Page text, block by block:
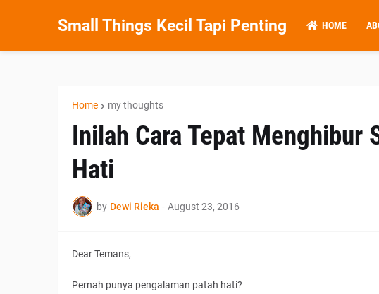
Small Things Kecil Tapi Penting HOME
Home my thoughts
Inilah Cara Tepat Menghibur
Hati
by Dewi Rieka - August 23, 2016
Dear Temans,
Pernah punya pengalaman patah hati?